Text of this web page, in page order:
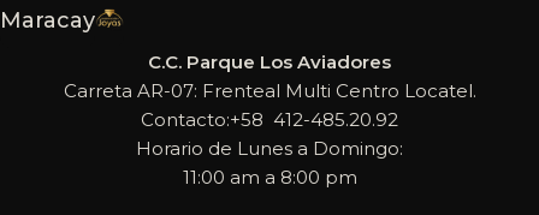
Maracay
C.C. Parque Los Aviadores
Carreta AR-07: Frenteal Multi Centro Locatel.
Contacto:+58 412-485.20.92
Horario de Lunes a Domingo:
11:00 am a 8:00 pm